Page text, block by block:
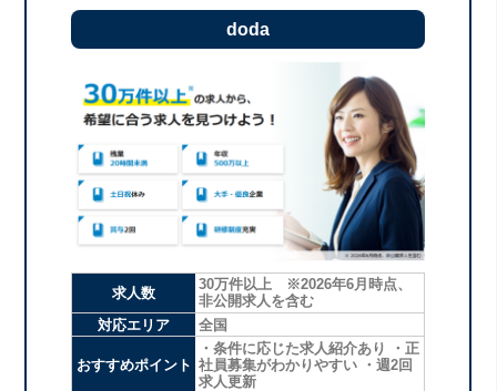
doda
求人数
30万件以上 ※2026年6月時点、
非公開求人を含む
対応エリア
全国
おすすめポイント
・条件に応じた求人紹介あり ・正
社員募集がわかりやすい ・週2回
求人更新